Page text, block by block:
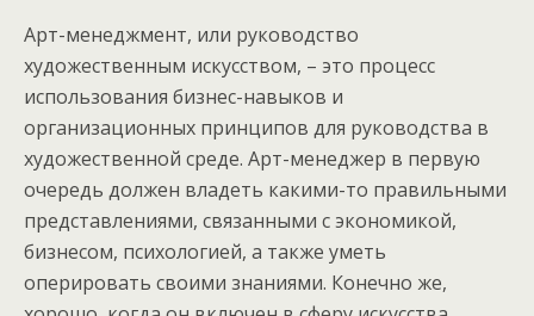
Арт-менеджмент, или руководство
художественным искусством, – это процесс
использования бизнес-навыков и
организационных принципов для руководства в
художественной среде. Арт-менеджер в первую
очередь должен владеть какими-то правильными
представлениями, связанными с экономикой,
бизнесом, психологией, а также уметь
оперировать своими знаниями. Конечно же,